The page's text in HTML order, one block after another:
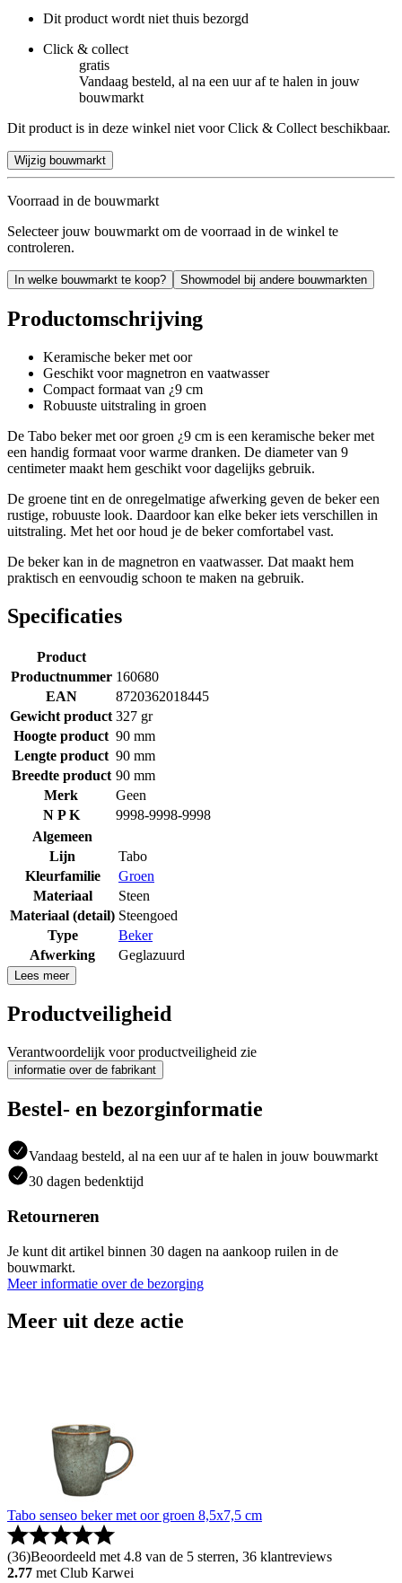
Dit product wordt niet thuis bezorgd
Click & collect
gratis
Vandaag besteld, al na een uur af te halen in jouw
bouwmarkt
Dit product is in deze winkel niet voor Click & Collect beschikbaar.
Wijzig bouwmarkt
Voorraad in de bouwmarkt
Selecteer jouw bouwmarkt om de voorraad in de winkel te
controleren.
In welke bouwmarkt te koop? Showmodel bij andere bouwmarkten
Productomschrijving
Keramische beker met oor
Geschikt voor magnetron en vaatwasser
Compact formaat van ¿9 cm
Robuuste uitstraling in groen
De Tabo beker met oor groen ¿9 cm is een keramische beker met
een handig formaat voor warme dranken. De diameter van 9
centimeter maakt hem geschikt voor dagelijks gebruik.
De groene tint en de onregelmatige afwerking geven de beker een
rustige, robuuste look. Daardoor kan elke beker iets verschillen in
uitstraling. Met het oor houd je de beker comfortabel vast.
De beker kan in de magnetron en vaatwasser. Dat maakt hem
praktisch en eenvoudig schoon te maken na gebruik.
Specificaties
Product
Productnummer 160680
EAN
8720362018445
Gewicht product 327 gr
Hoogte product 90 mm
Lengte product 90 mm
Breedte product 90 mm
Merk
Geen
N P K
9998-9998-9998
Algemeen
Lijn
Tabo
Kleurfamilie
Groen
Materiaal
Steen
Materiaal (detail) Steengoed
Type
Beker
Afwerking
Geglazuurd
Lees meer
Productveiligheid
Verantwoordelijk voor productveiligheid zie
informatie over de fabrikant
Bestel- en bezorginformatie
Vandaag besteld, al na een uur af te halen in jouw bouwmarkt
30 dagen bedenktijd
Retourneren
Je kunt dit artikel binnen 30 dagen na aankoop ruilen in de
bouwmarkt.
Meer informatie over de bezorging
Meer uit deze actie
Tabo senseo beker met oor groen 8,5x7,5 cm
(36)Beoordeeld met 4.8 van de 5 sterren, 36 klantreviews
2.77 met Club Karwei